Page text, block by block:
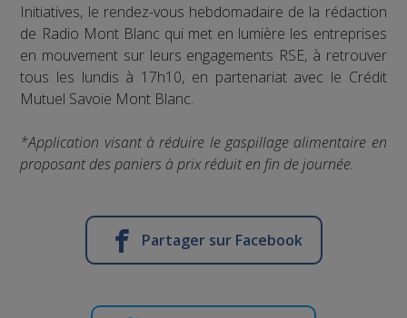
Initiatives, le rendez-vous hebdomadaire de la rédaction
de Radio Mont Blanc qui met en lumière les entreprises
en mouvement sur leurs engagements RSE, à retrouver
tous les lundis à 17h10, en partenariat avec le Crédit
Mutuel Savoie Mont Blanc.
*Application visant à réduire le gaspillage alimentaire en
proposant des paniers à prix réduit en fin de journée.
Partager sur Facebook